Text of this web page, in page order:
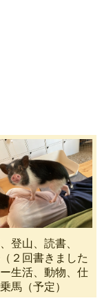
登山、読書、
２回書きました
生活、動物、仕
馬（予定）